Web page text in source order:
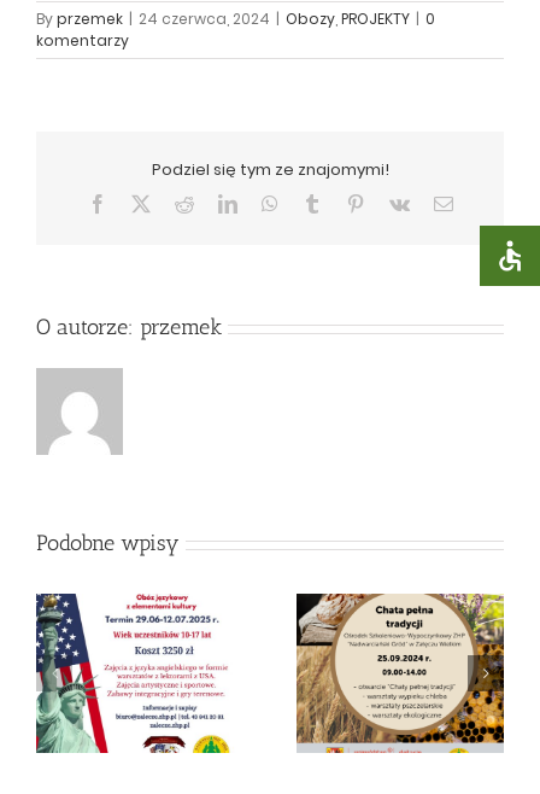
Byprzemek | 24 czerwca, 2024 | Obozy PROJEKTY | 0
komentarzy
Podziel się tym ze znajomymi!
Facebook RedditLinkedInWhatsApp
Tumblr Pinterest
Vk Email
O autorze: przemek
Podobne wpisy
Chata pełna
tradycji
Smaki Pokoleń